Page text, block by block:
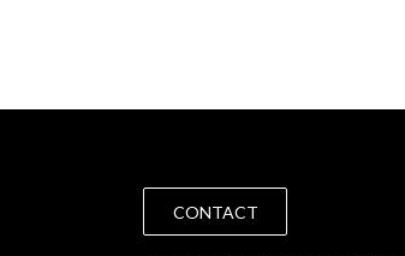
CONTACT